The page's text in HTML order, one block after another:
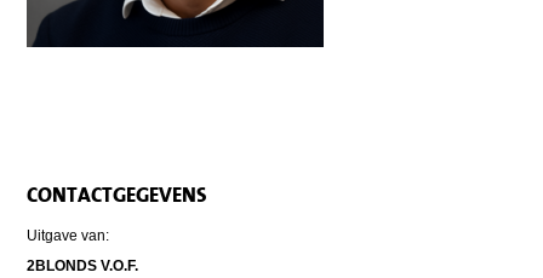
CONTACTGEGEVENS
Uitgave van:
2BLONDS V.O.F.